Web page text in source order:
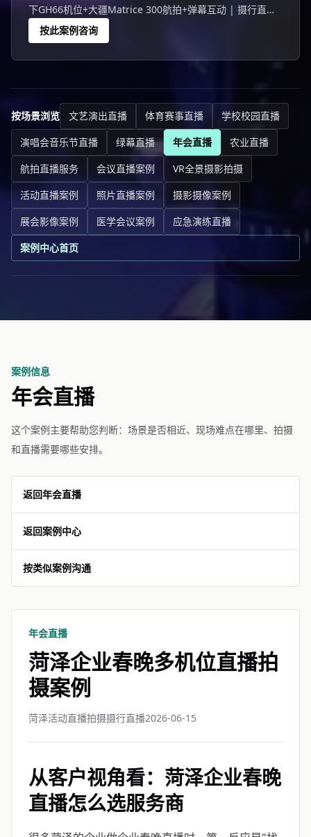
下GH66机位+大疆Matrice 300航拍+弹幕互动 | 摄行直播
菏泽团队 菏泽一家企业284人线下+9179人在线的企业春
晚。
按此案例咨询
按场景浏览 文艺演出直播 体育赛事直播
学校校园直播
演唱会音乐节直播
绿幕直播 年会直播
农业直播
航拍直播服务
会议直播案例
VR全景摄影拍摄
活动直播案例
照片直播案例
摄影摄像案例
展会影像案例
医学会议案例
应急演练直播
案例中心首页
案例信息
年会直播
这个案例主要帮助您判断：场景是否相近、现场难点在哪里、拍摄
和直播需要哪些安排。
返回年会直播
返回案例中心
按类似案例沟通
年会直播
菏泽企业春晚多机位直播拍
摄案例
菏泽活动直播拍摄摄行直播2026-06-15
从客户视角看：菏泽企业春晚
直播怎么选服务商